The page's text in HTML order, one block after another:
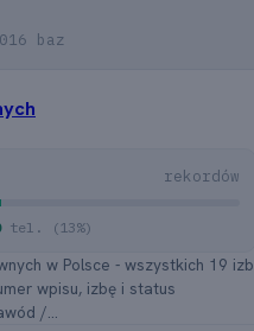
baz
rekordów
tel. (13%)
w Polsce - wszystkich 19 izb
wpisu, izbę i status
/...